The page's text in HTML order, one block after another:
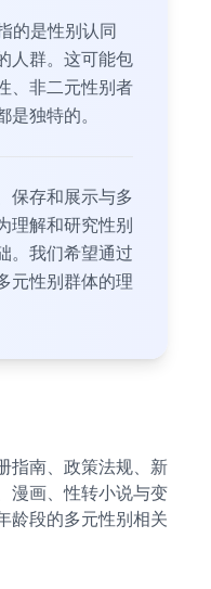
的是性别认同
人群。这可能包
、非二元性别者
独特的。
保存和展示与多
理解和研究性别
。我们希望通过
元性别群体的理
指南、政策法规、新
漫画、性转小说与变
龄段的多元性别相关